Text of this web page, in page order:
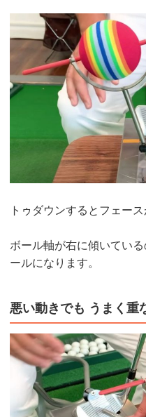
トゥダウンするとフェース
ボール軸が右に傾いてい
ールになります。
悪い動きでも うまく重